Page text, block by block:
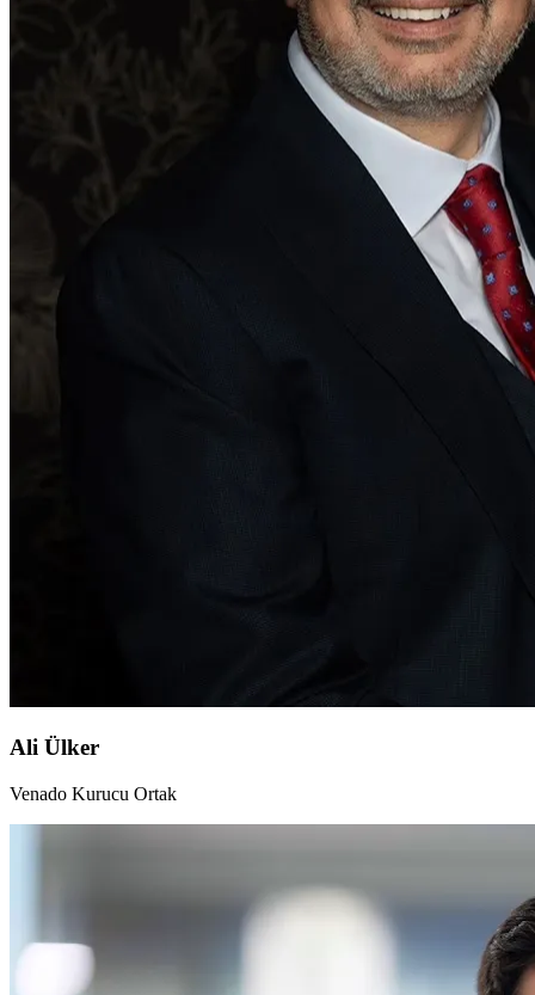
Ali Ülker
Venado Kurucu Ortak